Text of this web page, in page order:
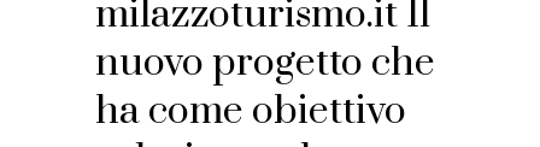
milazzoturismo.it Il
nuovo progetto che
ha come obiettivo